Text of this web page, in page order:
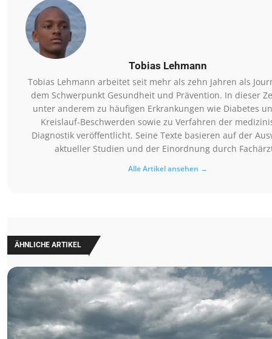
Tobias Lehmann
Tobias Lehmann arbeitet seit mehr als zehn Jahren als
dem Schwerpunkt Gesundheit und Prävention. In dieser
unter anderem zu häufigen Erkrankungen wie Diabetes
Kreislauf-Beschwerden sowie zu Verfahren der
Diagnostik veröffentlicht. Seine Texte basieren auf der
aktueller Studien und der Einordnung durch
Alle Artikel ansehen →
ÄHNLICHE ARTIKEL